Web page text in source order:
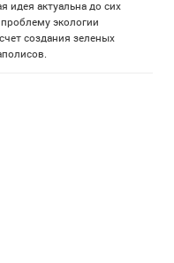
идея актуальна до сих
экологии
создания зеленых